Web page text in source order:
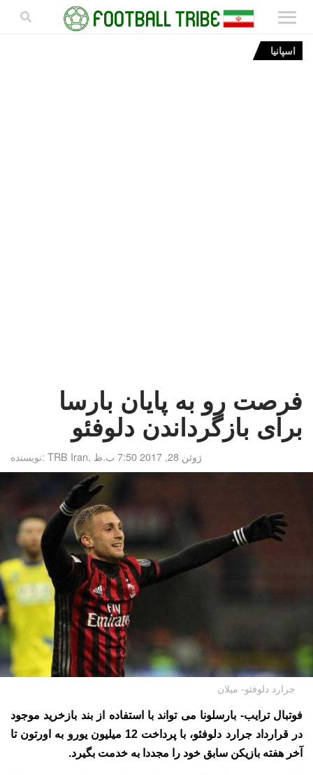
اسپانیا
فرصت رو به پایان بارسا
برای بازگرداندن دلوفئو
نویسنده:TRB Iran, ژوئن 28, 2017 7:50 ب.ظ
جرارد دلوفئو- میلان
فوتبال ترایب- بارسلونا می تواند با استفاده از بند بازخرید موجود
در قرارداد جرارد دلوفئو، با پرداخت 12 میلیون یورو به اورتون تا
آخر هفته بازیکن سابق خود را مجددا به خدمت بگیرد.